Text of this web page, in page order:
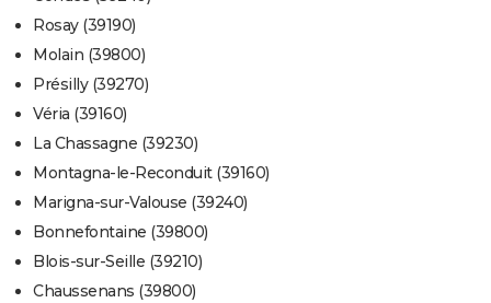
Rosay (39190)
Molain (39800)
Présilly (39270)
Véria (39160)
La Chassagne (39230)
Montagna-le-Reconduit (39160)
Marigna-sur-Valouse (39240)
Bonnefontaine (39800)
Blois-sur-Seille (39210)
Chaussenans (39800)